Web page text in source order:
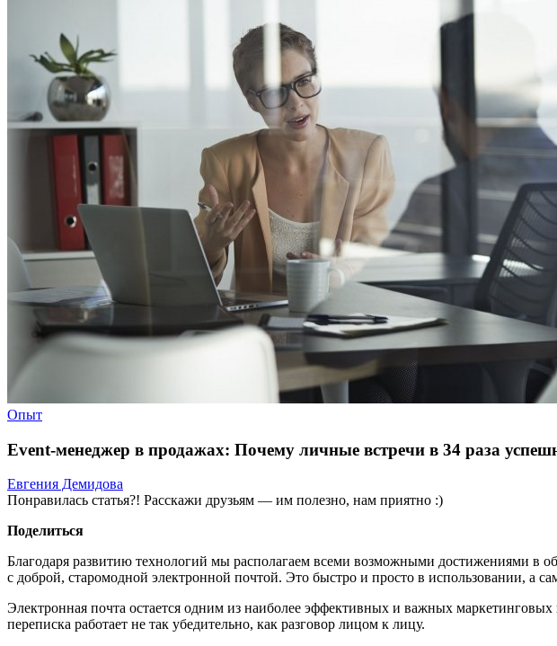
Опыт
Event-менеджер в продажах: Почему личные встречи в 34 раза
Евгения Демидова
Понравилась статья?! Расскажи друзьям — им полезно, нам приятно :)
Поделиться
Благодаря развитию технологий мы располагаем всеми возможными достижениями в
с доброй, старомодной электронной почтой. Это быстро и просто в использовании, а
Электронная почта остается одним из наиболее эффективных и важных
переписка работает не так убедительно, как разговор лицом к лицу.